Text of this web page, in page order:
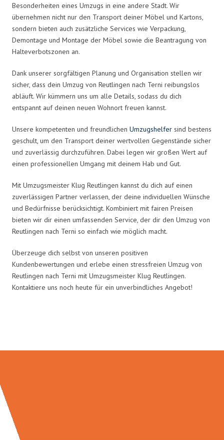
Besonderheiten eines Umzugs in eine andere Stadt. Wir
übernehmen nicht nur den Transport deiner Möbel und Kartons,
sondern bieten auch zusätzliche Services wie Verpackung,
Demontage und Montage der Möbel sowie die Beantragung von
Halteverbotszonen an.
Dank unserer sorgfältigen Planung und Organisation stellen wir
sicher, dass dein Umzug von Reutlingen nach Terni reibungslos
abläuft. Wir kümmern uns um alle Details, sodass du dich
entspannt auf deinen neuen Wohnort freuen kannst.
Unsere kompetenten und freundlichen Umzugshelfer sind bestens
geschult, um den Transport deiner wertvollen Gegenstände sicher
und zuverlässig durchzuführen. Dabei legen wir großen Wert auf
einen professionellen Umgang mit deinem Hab und Gut.
Mit Umzugsmeister Klug Reutlingen kannst du dich auf einen
zuverlässigen Partner verlassen, der deine individuellen Wünsche
und Bedürfnisse berücksichtigt. Kombiniert mit fairen Preisen
bieten wir dir einen umfassenden Service, der dir den Umzug von
Reutlingen nach Terni so einfach wie möglich macht.
Überzeuge dich selbst von unseren positiven
Kundenbewertungen und erlebe einen stressfreien Umzug von
Reutlingen nach Terni mit Umzugsmeister Klug Reutlingen.
Kontaktiere uns noch heute für ein unverbindliches Angebot!